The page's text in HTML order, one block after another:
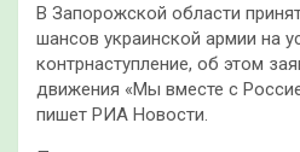
В Запорожской области
шансов украинской армии на
контрнаступление, об этом
движения «Мы вместе с
пишет РИА Новости.